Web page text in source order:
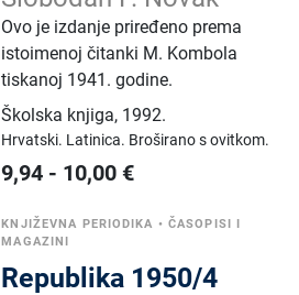
Ovo je izdanje priređeno prema
istoimenoj čitanki M. Kombola
tiskanoj 1941. godine.
Školska knjiga, 1992.
Hrvatski. Latinica. Broširano s ovitkom.
9,94 - 10,00 €
KNJIŽEVNA PERIODIKA • ČASOPISI I
MAGAZINI
Republika 1950/4